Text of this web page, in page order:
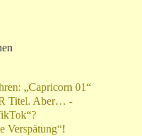
„Capricorn 01“
Titel. Aber… -
Verspätung“!